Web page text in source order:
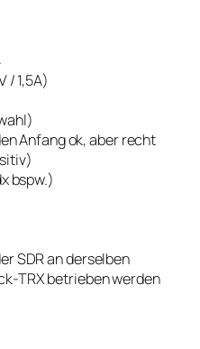
/ 1,5A)
Anfang ok, aber recht
bspw.)
SDR an derselben
TRX betrieben werden